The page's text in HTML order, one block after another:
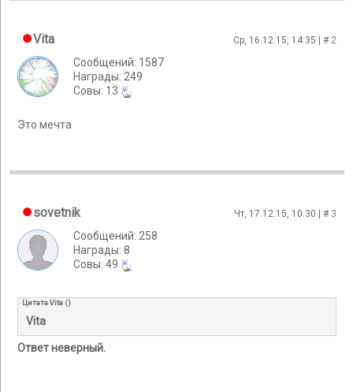
Vita Ср, 16.12.15, 14:35 | # 2
Сообщений: 1587
Награды: 249
Cовы: 13
Это мечта
sovetnik Чт, 17.12.15, 10:30 | # 3
Сообщений: 258
Награды: 8
Cовы: 49
ЦитатаVita ()
Vita
Ответ неверный.